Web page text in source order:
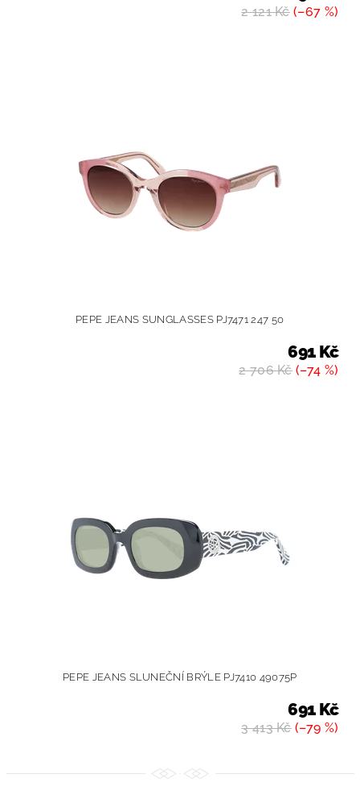
2 121 Kč(–67 %)
PEPE JEANS SUNGLASSES PJ7471 247 50
2 706 Kč(–74 %)
691 Kč
PEPE JEANS SLUNEČNÍ BRÝLE PJ7410 49075P
3 413 Kč(–79 %)
691 Kč